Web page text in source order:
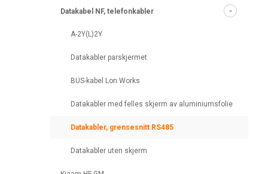
Datakabel NF, telefonkabler
A-2Y(L)2Y
Datakabler parskjermet
BUS-kabel Lon Works
Datakabler med felles skjerm av aluminiumsfolie
Datakabler, grensesnitt RS485
Datakabler uten skjerm